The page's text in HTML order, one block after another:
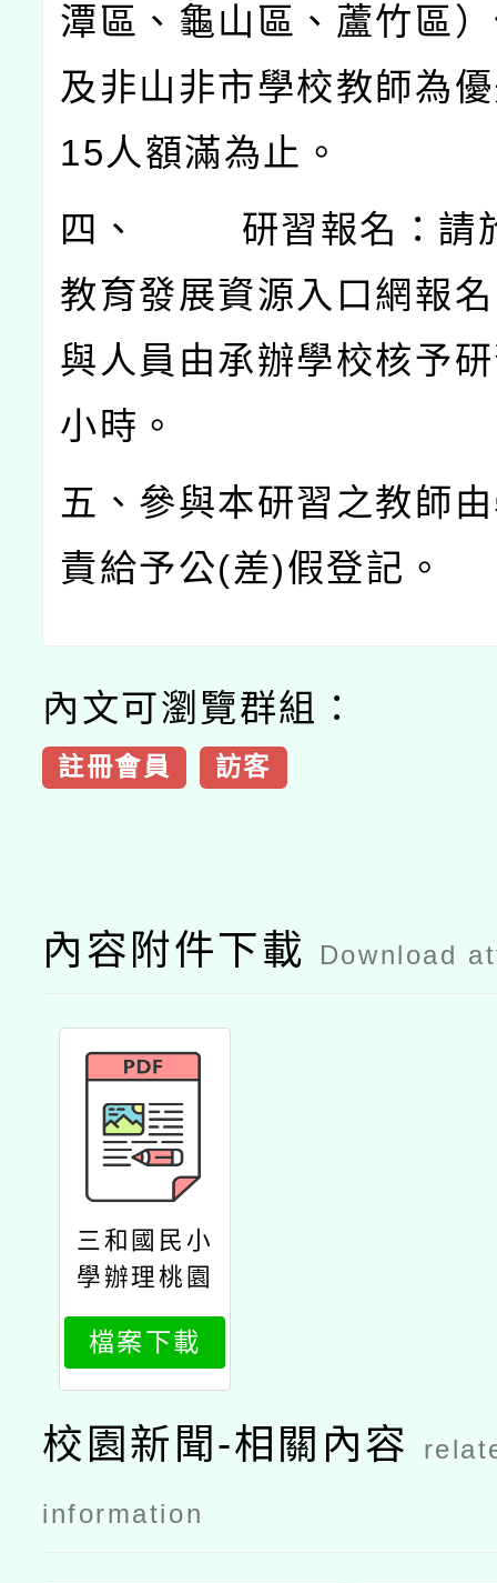
潭區、龜山區、蘆竹區
及非山非市學校教師為
15人額滿為止。
四、
研習報名：請
教育發展資源入口網報
與人員由承辦學校核予
小時。
五、參與本研習之教師
責給予公(差)假登記。
內文可瀏覽群組：
註冊會員 訪客
內容附件下載 Download
三和國民小
學辦理桃園
市114學年
度偏遠地區
及非山非市
學校北區整
合性計畫：
子計畫3教
檔案下載
校園新聞-相關內容
information